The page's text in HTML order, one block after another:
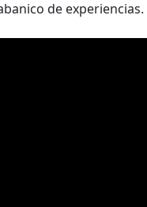
de experiencias.